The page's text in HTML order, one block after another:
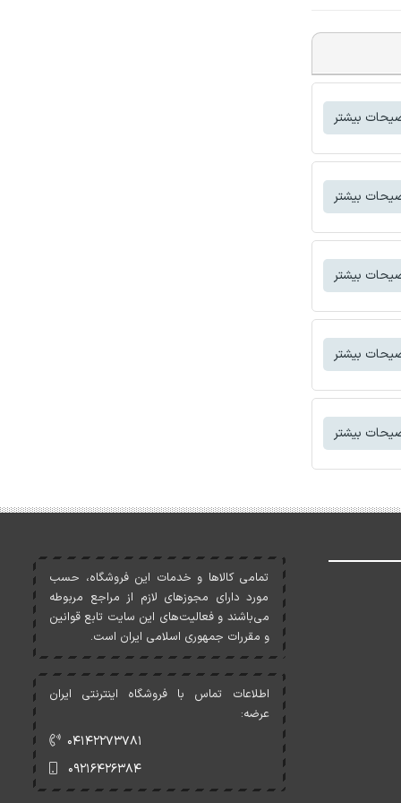
بیشتر
بیشتر
بیشتر
بیشتر
بیشتر
تمامی کالاها و خدمات اين فروشگاه، حسب
مورد دارای مجوزهای لازم از مراجع مربوطه
می‌باشند و فعاليت‌های اين سايت تابع قوانين
و مقررات جمهوری اسلامی ايران است.
اطلاعات تماس با فروشگاه اینترنتی ایران
عرضه:
۰۴۱۴۲۲۷۳۷۸۱
۰۹۲۱۶۴۲۶۳۸۴